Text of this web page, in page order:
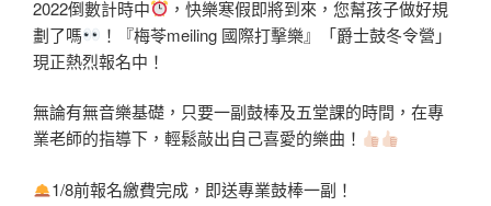
2022倒數計時中
，快樂寒假即將到來，您幫孩子做好規
劃了嗎
！『梅苓meiling 國際打擊樂』「爵士鼓冬令營」
現正熱烈報名中！
無論有無音樂基礎，只要一副鼓棒及五堂課的時間，在專
業老師的指導下，輕鬆敲出自己喜愛的樂曲！
1/8前報名繳費完成，即送專業鼓棒一副！